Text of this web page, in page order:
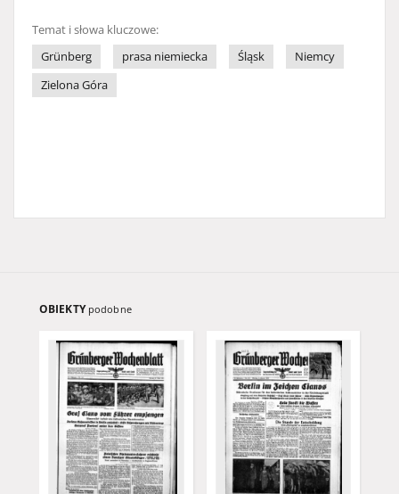
Temat i słowa kluczowe:
Grünberg
prasa niemiecka Śląsk
Niemcy
Zielona Góra
OBIEKTY podobne